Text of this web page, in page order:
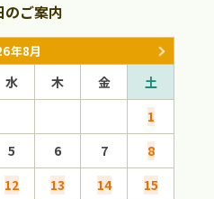
のご案内
年8月
水 木 金
土
1
5 6 7
8
12 13 14
15